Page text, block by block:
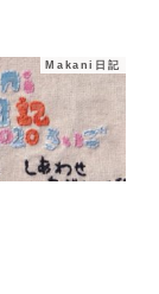
Makani日記